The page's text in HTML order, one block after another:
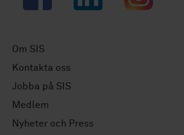
Om SIS
Kontakta oss
Jobba på SIS
Medlem
Nyheter och Press